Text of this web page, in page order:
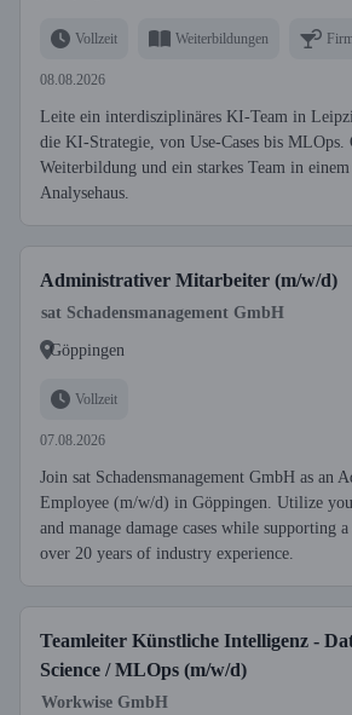
Vollzeit Weiterbildungen
08.08.2026
Leite ein interdisziplinäres KI-Team in
die KI-Strategie, von Use-Cases bis
Weiterbildung und ein starkes Team in einem
Analysehaus.
Administrativer Mitarbeiter (m/w/d)
sat Schadensmanagement GmbH
Göppingen
Vollzeit
07.08.2026
Join sat Schadensmanagement GmbH as an
Employee (m/w/d) in Göppingen. Utilize
and manage damage cases while supporting
over 20 years of industry experience.
Teamleiter Künstliche Intelligenz -
Science / MLOps (m/w/d)
Workwise GmbH